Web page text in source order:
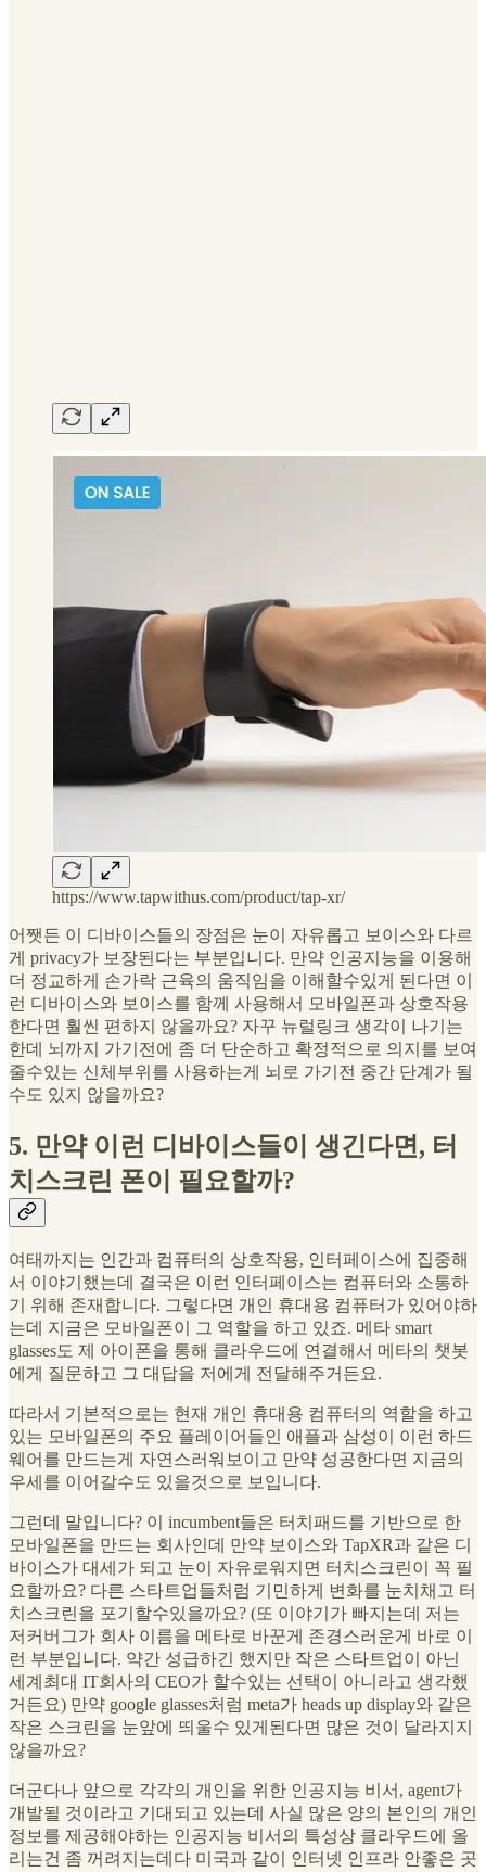
https://www.tapwithus.com/product/tap-xr/
어쨋든 이 디바이스들의 장점은 눈이 자유롭고 보이스와 다르
게 privacy가 보장된다는 부분입니다. 만약 인공지능을 이용해
더 정교하게 손가락 근육의 움직임을 이해할수있게 된다면 이
런 디바이스와 보이스를 함께 사용해서 모바일폰과 상호작용
한다면 훨씬 편하지 않을까요? 자꾸 뉴럴링크 생각이 나기는
한데 뇌까지 가기전에 좀 더 단순하고 확정적으로 의지를 보여
줄수있는 신체부위를 사용하는게 뇌로 가기전 중간 단계가 될
수도 있지 않을까요?
5. 만약 이런 디바이스들이 생긴다면, 터
치스크린 폰이 필요할까?
여태까지는 인간과 컴퓨터의 상호작용, 인터페이스에 집중해
서 이야기했는데 결국은 이런 인터페이스는 컴퓨터와 소통하
기 위해 존재합니다. 그렇다면 개인 휴대용 컴퓨터가 있어야하
는데 지금은 모바일폰이 그 역할을 하고 있죠. 메타 smart
glasses도 제 아이폰을 통해 클라우드에 연결해서 메타의 챗봇
에게 질문하고 그 대답을 저에게 전달해주거든요.
따라서 기본적으로는 현재 개인 휴대용 컴퓨터의 역할을 하고
있는 모바일폰의 주요 플레이어들인 애플과 삼성이 이런 하드
웨어를 만드는게 자연스러워보이고 만약 성공한다면 지금의
우세를 이어갈수도 있을것으로 보입니다.
그런데 말입니다? 이 incumbent들은 터치패드를 기반으로 한
모바일폰을 만드는 회사인데 만약 보이스와 TapXR과 같은 디
바이스가 대세가 되고 눈이 자유로워지면 터치스크린이 꼭 필
요할까요? 다른 스타트업들처럼 기민하게 변화를 눈치채고 터
치스크린을 포기할수있을까요? (또 이야기가 빠지는데 저는
저커버그가 회사 이름을 메타로 바꾼게 존경스러운게 바로 이
런 부분입니다. 약간 성급하긴 했지만 작은 스타트업이 아닌
세계최대 IT회사의 CEO가 할수있는 선택이 아니라고 생각했
거든요) 만약 google glasses처럼 meta가 heads up display와 같은
작은 스크린을 눈앞에 띄울수 있게된다면 많은 것이 달라지지
않을까요?
더군다나 앞으로 각각의 개인을 위한 인공지능 비서, agent가
개발될 것이라고 기대되고 있는데 사실 많은 양의 본인의 개인
정보를 제공해야하는 인공지능 비서의 특성상 클라우드에 올
리는건 좀 꺼려지는데다 미국과 같이 인터넷 인프라 안좋은 곳